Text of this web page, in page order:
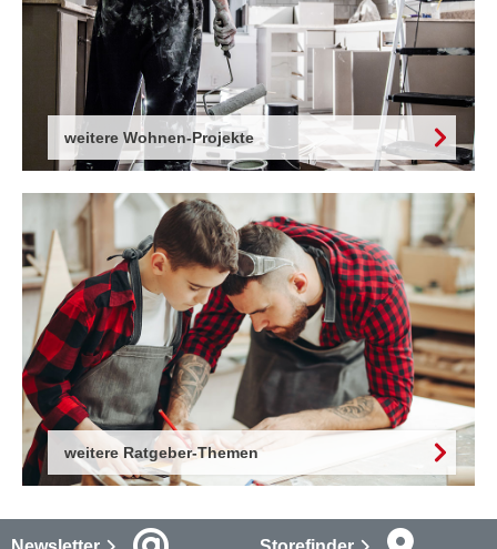
weitere Wohnen-Projekte
weitere Ratgeber-Themen